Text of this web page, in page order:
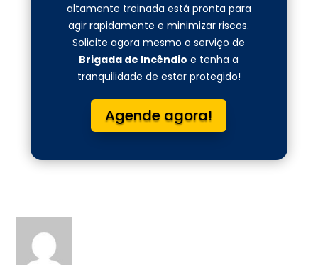
altamente treinada está pronta para
agir rapidamente e minimizar riscos.
Solicite agora mesmo o serviço de
Brigada de Incêndio e tenha a
tranquilidade de estar protegido!
Agende agora!